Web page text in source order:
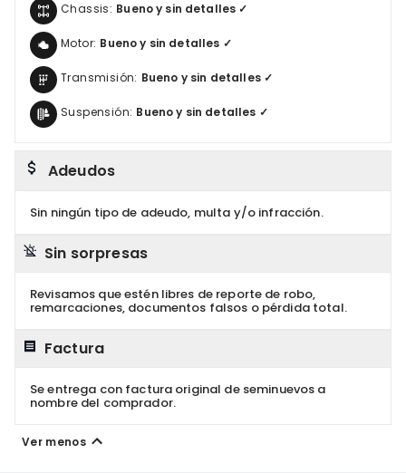
Chassis: Bueno y sin detalles ✓
Motor: Bueno y sin detalles ✓
Transmisión: Bueno y sin detalles ✓
Suspensión: Bueno y sin detalles ✓
Adeudos
Sin ningún tipo de adeudo, multa y/o infracción.
Sin sorpresas
Revisamos que estén libres de reporte de robo,
remarcaciones, documentos falsos o pérdida total.
Factura
Se entrega con factura original de seminuevos a
nombre del comprador.
Ver menos